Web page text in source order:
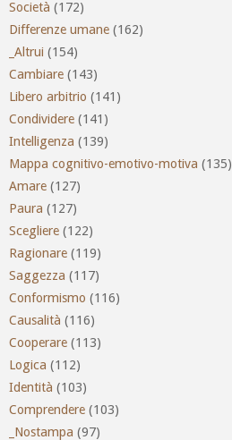
Società (172)
Differenze umane (162)
_Altrui (154)
Cambiare (143)
Libero arbitrio (141)
Condividere (141)
Intelligenza (139)
Mappa cognitivo-emotivo-motiva (135)
Amare (127)
Paura (127)
Scegliere (122)
Ragionare (119)
Saggezza (117)
Conformismo (116)
Causalità (116)
Cooperare (113)
Logica (112)
Identità (103)
Comprendere (103)
_Nostampa (97)